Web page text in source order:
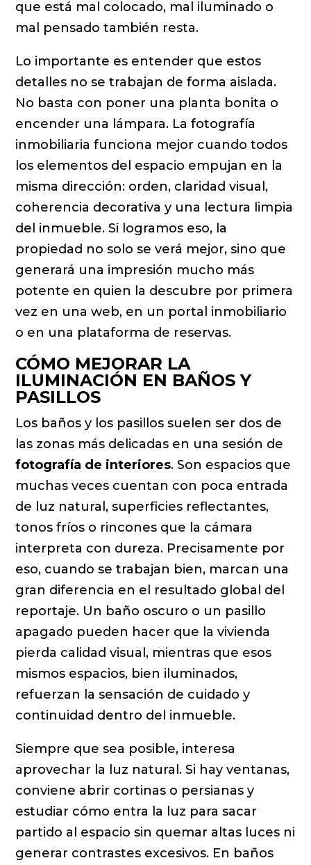
que está mal colocado, mal iluminado o
mal pensado también resta.
Lo importante es entender que estos
detalles no se trabajan de forma aislada.
No basta con poner una planta bonita o
encender una lámpara. La fotografía
inmobiliaria funciona mejor cuando todos
los elementos del espacio empujan en la
misma dirección: orden, claridad visual,
coherencia decorativa y una lectura limpia
del inmueble. Si logramos eso, la
propiedad no solo se verá mejor, sino que
generará una impresión mucho más
potente en quien la descubre por primera
vez en una web, en un portal inmobiliario
o en una plataforma de reservas.
CÓMO MEJORAR LA
ILUMINACIÓN EN BAÑOS Y
PASILLOS
Los baños y los pasillos suelen ser dos de
las zonas más delicadas en una sesión de
fotografía de interiores. Son espacios que
muchas veces cuentan con poca entrada
de luz natural, superficies reflectantes,
tonos fríos o rincones que la cámara
interpreta con dureza. Precisamente por
eso, cuando se trabajan bien, marcan una
gran diferencia en el resultado global del
reportaje. Un baño oscuro o un pasillo
apagado pueden hacer que la vivienda
pierda calidad visual, mientras que esos
mismos espacios, bien iluminados,
refuerzan la sensación de cuidado y
continuidad dentro del inmueble.
Siempre que sea posible, interesa
aprovechar la luz natural. Si hay ventanas,
conviene abrir cortinas o persianas y
estudiar cómo entra la luz para sacar
partido al espacio sin quemar altas luces ni
generar contrastes excesivos. En baños